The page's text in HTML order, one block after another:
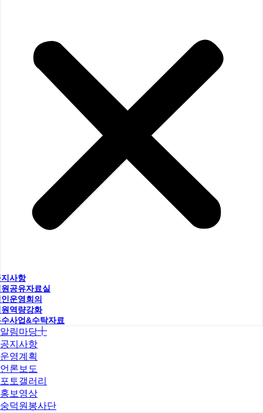
사항
공유자료실
운영회의
역량강화
사업&수탁자료
알림마당
공지사항
운영계획
언론보도
포토갤러리
홍보영상
숭덕원봉사단